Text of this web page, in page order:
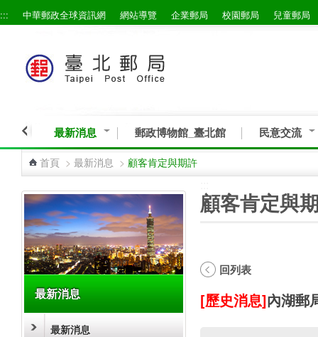
跳到主要內容區塊
::: 中華郵政全球資訊網 網站導覽 企業郵局 校園郵局 兒童郵局
最新消息 郵政博物館_臺北館 民意交流
首頁 > 最新消息 > 顧客肯定與期許
最新消息
最新消息
顧客肯定與
回列表
[歷史消息]內湖郵